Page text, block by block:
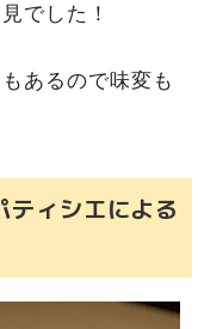
でした！
あるので味変も
ティシエによる